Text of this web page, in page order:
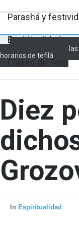
Parashá y
Espiritualidad
Encendido de
horarios de tefilá
Diez
In Espiritualidad